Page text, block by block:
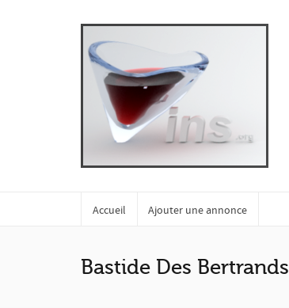
Accueil Ajouter une annonce
Bastide Des Bertrands